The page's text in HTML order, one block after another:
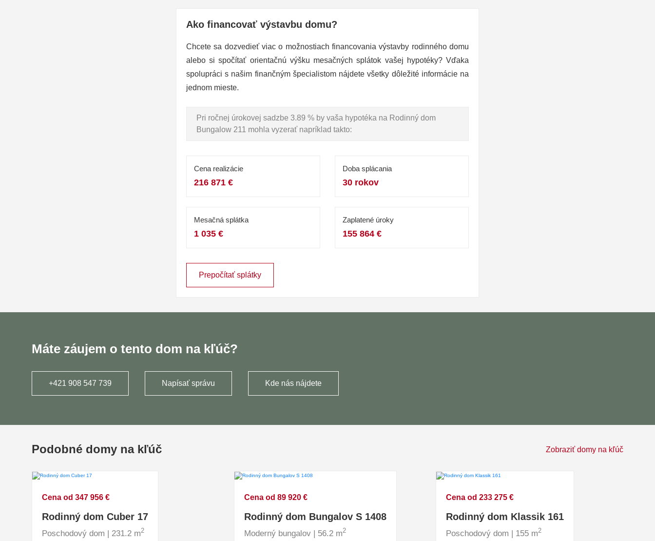
Ako financovať výstavbu domu?
Chcete sa dozvedieť viac o možnostiach financovania výstavby rodinného domu
alebo si spočítať orientačnú výšku mesačných splátok vašej hypotéky? Vďaka
spolupráci s našim finančným špecialistom nájdete všetky dôležité informácie na
jednom mieste.
Pri ročnej úrokovej sadzbe 3.89 % by vaša hypotéka na Rodinný dom
Bungalow 211 mohla vyzerať napríklad takto:
Cena realizácie
216 871 €
Doba splácania
30 rokov
Mesačná splátka
1 035 €
Zaplatené úroky
155 864 €
Prepočítať splátky
Máte záujem o tento dom na kľúč?
+421 908 547 739 Napísať správu Kde nás nájdete
Podobné domy na kľúč Zobraziť domy na kľúč
Cena od 347 956 €
Rodinný dom Cuber 17
Poschodový dom | 231.2 m2
Cena od 89 920 €
Rodinný dom Bungalov S 1408
Moderný bungalov | 56.2 m2
Cena od 233 275 €
Rodinný dom Klassik 161
Poschodový dom | 155 m2